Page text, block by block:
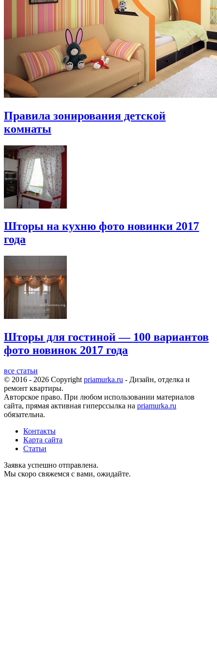
Правила зонирования детской
комнаты
Шторы на кухню фото новинки 2017
года
Шторы для гостиной — 100 вариантов
фото новинок 2017 года
все статьи
© 2016 - 2026 Copyright priamurka.ru - Дизайн, отделка и
ремонт квартиры.
Авторское право. При любом использовании материалов
сайта, прямая активная гиперссылка на priamurka.ru
обязательна.
Контакты
Карта сайта
Статьи
Заявка успешно отправлена.
Мы скоро свяжемся с вами, ожидайте.